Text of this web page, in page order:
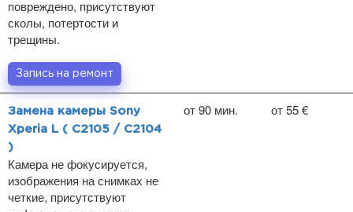
повреждено, присутствуют
сколы, потертости и
трещины.
Запись на ремонт
Замена камеры Sony
Xperia L ( C2105 / C2104
)
Камера не фокусируется,
изображения на снимках не
четкие, присутствуют
от 90 мин. от 55 €